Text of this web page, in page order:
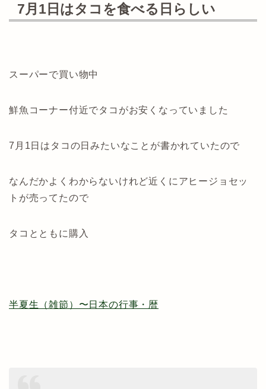
7月1日はタコを食べる日らしい
スーパーで買い物中
鮮魚コーナー付近でタコがお安くなっていました
7月1日はタコの日みたいなことが書かれていたので
なんだかよくわからないけれど近くにアヒージョセッ
トが売ってたので
タコとともに購入
半夏生（雑節）〜日本の行事・暦